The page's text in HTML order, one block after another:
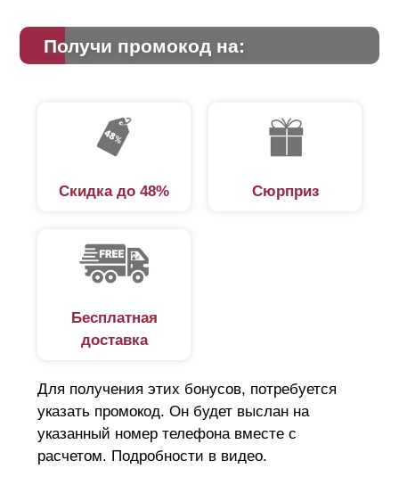
Получи промокод на:
Скидка до 48% Сюрприз
Бесплатная
доставка
Для получения этих бонусов, потребуется
указать промокод. Он будет выслан на
указанный номер телефона вместе с
расчетом. Подробности в видео.